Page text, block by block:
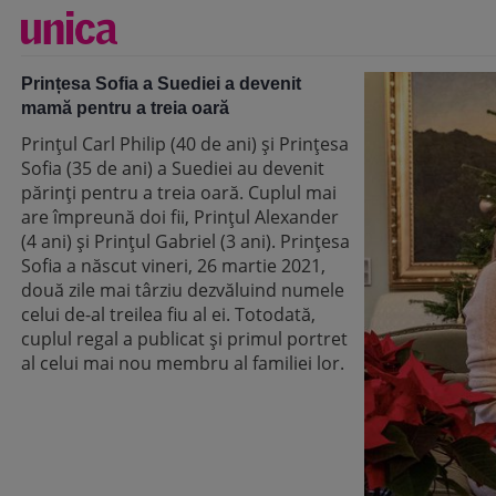
Prințesa Sofia a Suediei a devenit
mamă pentru a treia oară
Prințul Carl Philip (40 de ani) și Prințesa
Sofia (35 de ani) a Suediei au devenit
părinți pentru a treia oară. Cuplul mai
are împreună doi fii, Prințul Alexander
(4 ani) și Prințul Gabriel (3 ani). Prințesa
Sofia a născut vineri, 26 martie 2021,
două zile mai târziu dezvăluind numele
celui de-al treilea fiu al ei. Totodată,
cuplul regal a publicat și primul portret
al celui mai nou membru al familiei lor.